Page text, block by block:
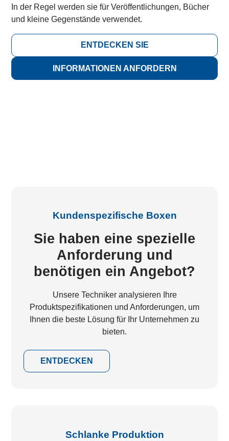
In der Regel werden sie für Veröffentlichungen, Bücher
und kleine Gegenstände verwendet.
ENTDECKEN SIE
INFORMATIONEN ANFORDERN
Kundenspezifische Boxen
Sie haben eine spezielle
Anforderung und
benötigen ein Angebot?
Unsere Techniker analysieren Ihre
Produktspezifikationen und Anforderungen, um
Ihnen die beste Lösung für Ihr Unternehmen zu
bieten.
ENTDECKEN
Schlanke Produktion